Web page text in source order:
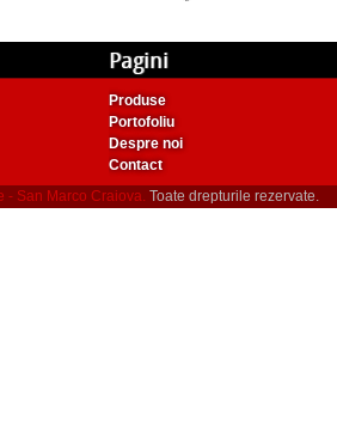
Pagini
Produse
Portofoliu
Despre noi
Contact
- San Marco Craiova. Toate drepturile rezervate.